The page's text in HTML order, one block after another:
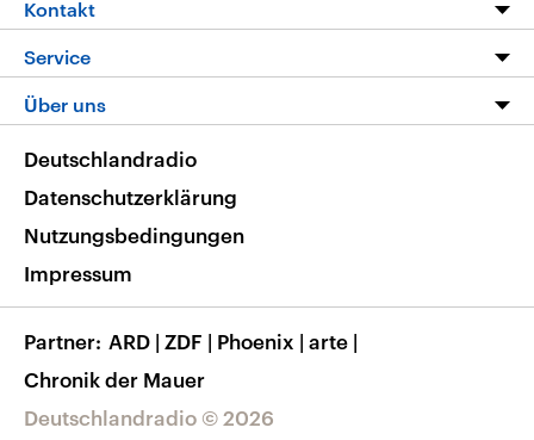
Die Nachrichten
Nachrichtenleicht
Neue Beiträge auf dlf.de
Podcasts
Deutschlandfunk App
Nachrichten App
Frequenzen
Kontakt
Hörerservice
Service
FAQ
Veranstaltungen
Musikliste
RSS
Über uns
Barrierefreiheit
Deutschlandradio © 2026
Deutschlandradio
Datenschutzerklärung
Nutzungsbedingungen
Impressum
Partner ARD | ZDF | Phoenix | arte |
Chronik der Mauer